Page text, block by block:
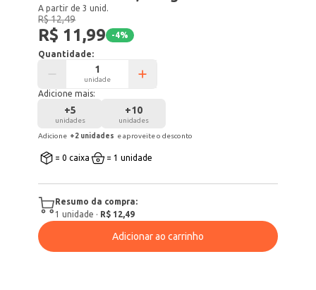
A partir de 3 unid.
R$ 12,49
R$ 11,99 -4%
Quantidade:
unidade
Adicione mais:
+5
unidades
+10
unidades
Adicione +2 unidades e aproveite o desconto
= 0 caixa = 1 unidade
Resumo da compra:
1 unidade · R$ 12,49
Adicionar ao carrinho